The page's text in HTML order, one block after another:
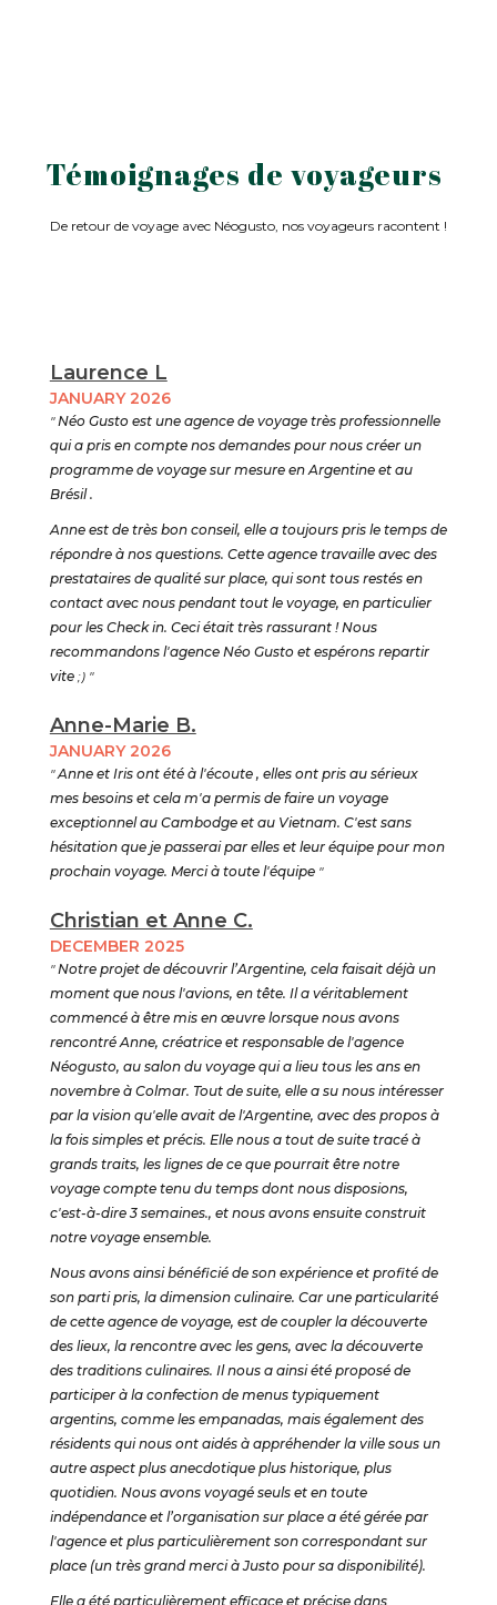
Témoignages de voyageurs
De retour de voyage avec Néogusto, nos voyageurs racontent !
Laurence L
JANUARY 2026
"Néo Gusto est une agence de voyage très professionnelle
qui a pris en compte nos demandes pour nous créer un
programme de voyage sur mesure en Argentine et au
Brésil .
Anne est de très bon conseil, elle a toujours pris le temps de
répondre à nos questions. Cette agence travaille avec des
prestataires de qualité sur place, qui sont tous restés en
contact avec nous pendant tout le voyage, en particulier
pour les Check in. Ceci était très rassurant ! Nous
recommandons l'agence Néo Gusto et espérons repartir
vite;) "
Anne-Marie B.
JANUARY 2026
"Anne et Iris ont été à l'écoute , elles ont pris au sérieux
mes besoins et cela m'a permis de faire un voyage
exceptionnel au Cambodge et au Vietnam. C'est sans
hésitation que je passerai par elles et leur équipe pour mon
prochain voyage. Merci à toute l'équipe "
Christian et Anne C.
DECEMBER 2025
"Notre projet de découvrir l’Argentine, cela faisait déjà un
moment que nous l'avions, en tête. Il a véritablement
commencé à être mis en œuvre lorsque nous avons
rencontré Anne, créatrice et responsable de l'agence
Néogusto, au salon du voyage qui a lieu tous les ans en
novembre à Colmar. Tout de suite, elle a su nous intéresser
par la vision qu'elle avait de l'Argentine, avec des propos à
la fois simples et précis. Elle nous a tout de suite tracé à
grands traits, les lignes de ce que pourrait être notre
voyage compte tenu du temps dont nous disposions,
c'est-à-dire 3 semaines., et nous avons ensuite construit
notre voyage ensemble.
Nous avons ainsi bénéficié de son expérience et profité de
son parti pris, la dimension culinaire. Car une particularité
de cette agence de voyage, est de coupler la découverte
des lieux, la rencontre avec les gens, avec la découverte
des traditions culinaires. Il nous a ainsi été proposé de
participer à la confection de menus typiquement
argentins, comme les empanadas, mais également des
résidents qui nous ont aidés à appréhender la ville sous un
autre aspect plus anecdotique plus historique, plus
quotidien. Nous avons voyagé seuls et en toute
indépendance et l’organisation sur place a été gérée par
l'agence et plus particulièrement son correspondant sur
place (un très grand merci à Justo pour sa disponibilité).
Elle a été particulièrement efficace et précise dans